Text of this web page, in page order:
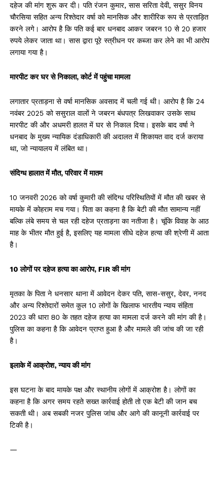
दहेज की मांग शुरू कर दी। पति रंजन कुमार, सास सरिता देवी, ससुर विनय
चौरसिया सहित अन्य रिश्तेदार वर्षा को मानसिक और शारीरिक रूप से प्रताड़ित
करने लगे। आरोप है कि पति कई बार धनबाद आकर जबरन 10 से 20 हजार
रुपये लेकर जाता था। सास द्वारा पूरे स्त्रीधन पर कब्जा कर लेने का भी आरोप
लगाया गया है।
मारपीट कर घर से निकाला, कोर्ट में पहुंचा मामला
लगातार प्रताड़ना से वर्षा मानसिक अवसाद में चली गई थी। आरोप है कि 24
नवंबर 2025 को ससुराल वालों ने जबरन बंधपत्र लिखवाकर उसके साथ
मारपीट की और अधमरी हालत में घर से निकाल दिया। इसके बाद वर्षा ने
धनबाद के मुख्य न्यायिक दंडाधिकारी की अदालत में शिकायत वाद दर्ज कराया
था, जो न्यायालय में लंबित था।
संदिग्ध हालात में मौत, परिवार में मातम
10 जनवरी 2026 को वर्षा कुमारी की संदिग्ध परिस्थितियों में मौत की खबर से
मायके में कोहराम मच गया। पिता का कहना है कि बेटी की मौत सामान्य नहीं
बल्कि लंबे समय से चल रही दहेज प्रताड़ना का नतीजा है। चूंकि विवाह के आठ
माह के भीतर मौत हुई है, इसलिए यह मामला सीधे दहेज हत्या की श्रेणी में आता
है।
10 लोगों पर दहेज हत्या का आरोप, FIR की मांग
मृतका के पिता ने धनसार थाना में आवेदन देकर पति, सास-ससुर, देवर, ननद
और अन्य रिश्तेदारों समेत कुल 10 लोगों के खिलाफ भारतीय न्याय संहिता
2023 की धारा 80 के तहत दहेज हत्या का मामला दर्ज करने की मांग की है।
पुलिस का कहना है कि आवेदन प्राप्त हुआ है और मामले की जांच की जा रही
है।
इलाके में आक्रोश, न्याय की मांग
इस घटना के बाद मायके पक्ष और स्थानीय लोगों में आक्रोश है। लोगों का
कहना है कि अगर समय रहते सख्त कार्रवाई होती तो एक बेटी की जान बच
सकती थी। अब सबकी नजर पुलिस जांच और आगे की कानूनी कार्रवाई पर
टिकी है।
—